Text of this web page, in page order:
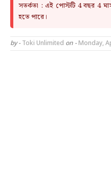
সতর্কতা : এই পোস্টটি 4 বছর 4
হতে পারে।
by - Toki Unlimited on -Monday,